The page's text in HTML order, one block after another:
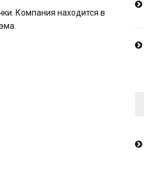
Компания находится в